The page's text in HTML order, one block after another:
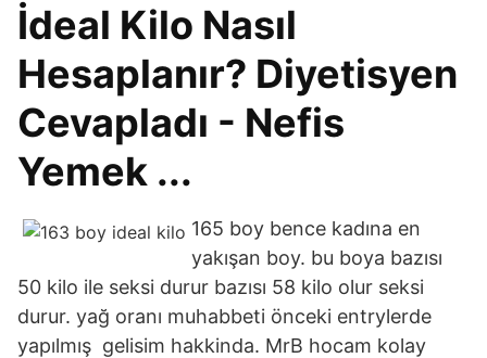
İdeal Kilo Nasıl
Hesaplanır? Diyetisyen
Cevapladı - Nefis
Yemek ...
165 boy bence kadına en
yakışan boy. bu boya bazısı
50 kilo ile seksi durur bazısı 58 kilo olur seksi
durur. yağ oranı muhabbeti önceki entrylerde
yapılmış gelisim hakkinda. MrB hocam kolay